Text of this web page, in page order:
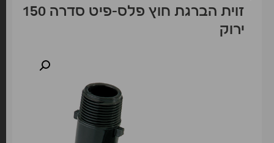
זוית הברגת חוץ פלס-פיט סדרה 150
ירוק